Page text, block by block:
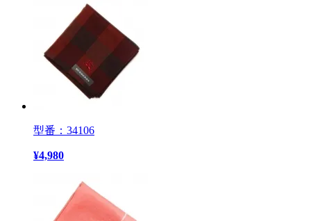
型番：34106
¥4,980